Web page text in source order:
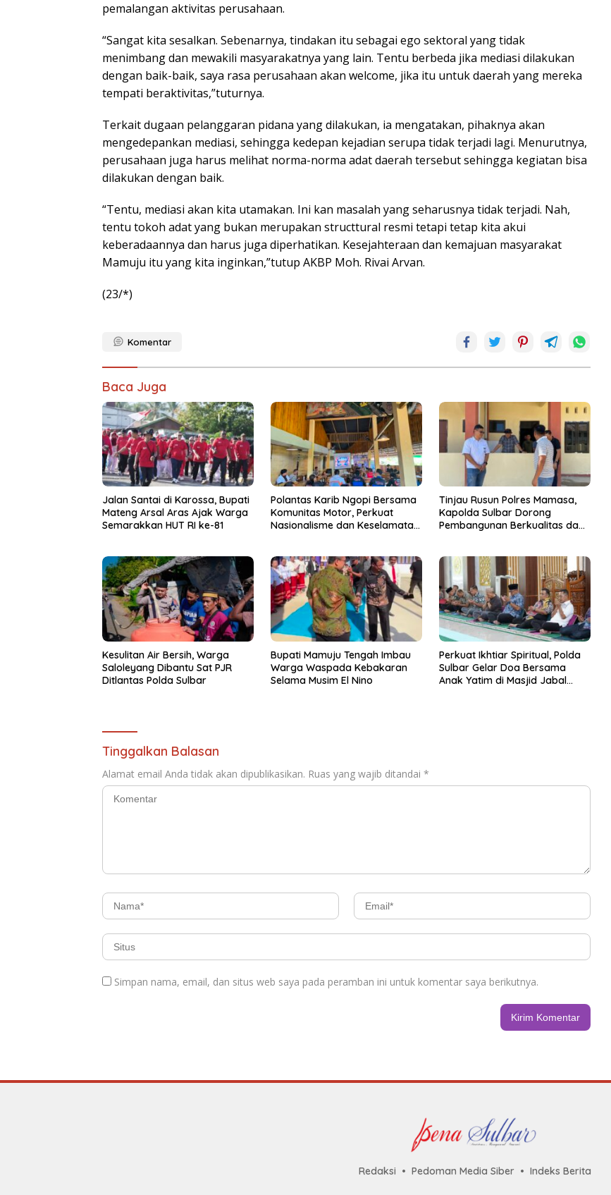
pemalangan aktivitas perusahaan.
“Sangat kita sesalkan. Sebenarnya, tindakan itu sebagai ego sektoral yang tidak
menimbang dan mewakili masyarakatnya yang lain. Tentu berbeda jika mediasi dilakukan
dengan baik-baik, saya rasa perusahaan akan welcome, jika itu untuk daerah yang mereka
tempati beraktivitas,”tuturnya.
Terkait dugaan pelanggaran pidana yang dilakukan, ia mengatakan, pihaknya akan
mengedepankan mediasi, sehingga kedepan kejadian serupa tidak terjadi lagi. Menurutnya,
perusahaan juga harus melihat norma-norma adat daerah tersebut sehingga kegiatan bisa
dilakukan dengan baik.
“Tentu, mediasi akan kita utamakan. Ini kan masalah yang seharusnya tidak terjadi. Nah,
tentu tokoh adat yang bukan merupakan structtural resmi tetapi tetap kita akui
keberadaannya dan harus juga diperhatikan. Kesejahteraan dan kemajuan masyarakat
Mamuju itu yang kita inginkan,”tutup AKBP Moh. Rivai Arvan.
(23/*)
Komentar
Baca Juga
Jalan Santai di Karossa, Bupati
Mateng Arsal Aras Ajak Warga
Semarakkan HUT RI ke-81
Polantas Karib Ngopi Bersama
Komunitas Motor, Perkuat
Nasionalisme dan Keselamatan
Tinjau Rusun Polres Mamasa,
Kapolda Sulbar Dorong
Pembangunan Berkualitas dan
Kesulitan Air Bersih, Warga
Saloleyang Dibantu Sat PJR
Ditlantas Polda Sulbar
Bupati Mamuju Tengah Imbau
Warga Waspada Kebakaran
Selama Musim El Nino
Perkuat Ikhtiar Spiritual, Polda
Sulbar Gelar Doa Bersama
Anak Yatim di Masjid Jabal
Tinggalkan Balasan
Alamat email Anda tidak akan dipublikasikan. Ruas yang wajib ditandai *
Simpan nama, email, dan situs web saya pada peramban ini untuk komentar saya berikutnya.
Redaksi Pedoman Media Siber Indeks Berita